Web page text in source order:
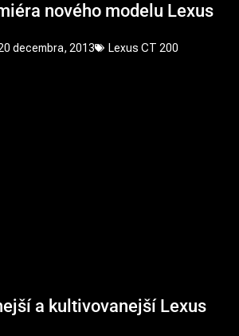
nového modelu Lexus
decembra, 2013 Lexus CT 200
a kultivovanejší Lexus